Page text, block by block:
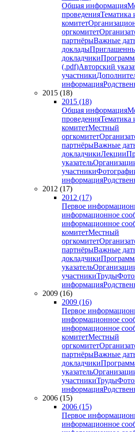
Общая информация
проведенияТематика
комитет
оргкомитет
партнёрыВажные
доклады
докладчики
(.pdf)Авторский
участники
информация
2015 (18)
2015 (18)
Общая информация
проведенияТематика
комитетМестный
оргкомитет
партнёрыВажные
докладчикиЛекции
указатель
участники
информация
2012 (17)
2012 (17)
Первое
информационное
информационное
комитетМестный
оргкомитет
партнёрыВажные
докладчики
указатель
участникиТруды
информация
2009 (16)
2009 (16)
Первое
информационное
информационное
комитетМестный
оргкомитет
партнёрыВажные
докладчики
указатель
участникиТруды
информация
2006 (15)
2006 (15)
Первое
информационное